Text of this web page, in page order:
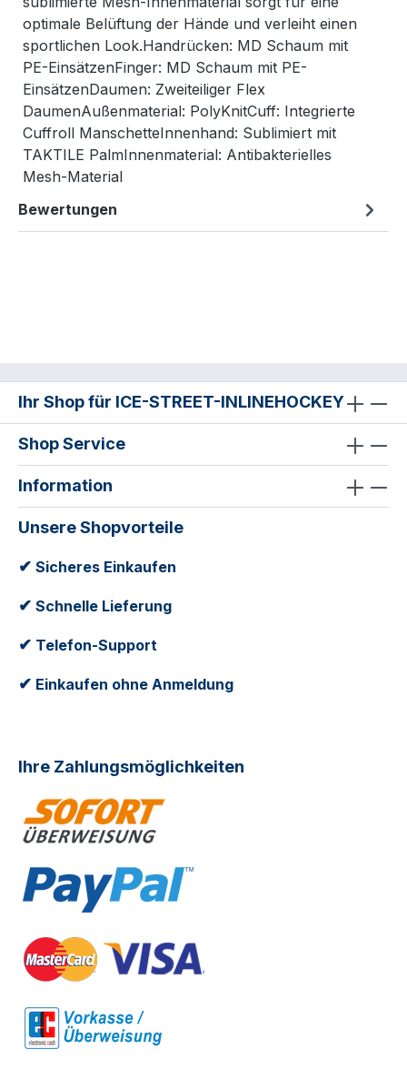
optimale Belüftung der Hände und verleiht einen
sportlichen Look.Handrücken: MD Schaum mit
PE-EinsätzenFinger: MD Schaum mit PE-
EinsätzenDaumen: Zweiteiliger Flex
DaumenAußenmaterial: PolyKnitCuff: Integrierte
Cuffroll ManschetteInnenhand: Sublimiert mit
TAKTILE PalmInnenmaterial: Antibakterielles
Mesh-Material
Bewertungen
Ihr Shop für ICE-STREET-INLINEHOCKEY
Shop Service
Information
Unsere Shopvorteile
✔ Sicheres Einkaufen
✔ Schnelle Lieferung
✔ Telefon-Support
✔ Einkaufen ohne Anmeldung
Ihre Zahlungsmöglichkeiten